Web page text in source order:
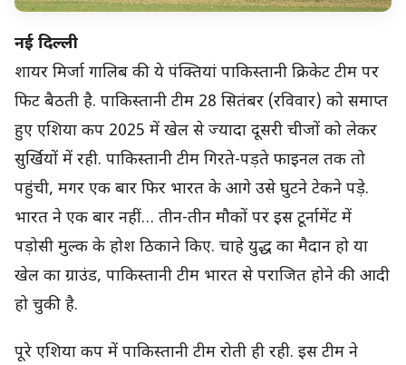
नई दिल्ली
शायर मिर्जा गालिब की ये पंक्तियां पाकिस्तानी क्रिकेट टीम पर
फिट बैठती है. पाकिस्तानी टीम 28 सितंबर (रविवार) को समाप्त
हुए एशिया कप 2025 में खेल से ज्यादा दूसरी चीजों को लेकर
सुर्खियों में रही. पाकिस्तानी टीम गिरते-पड़ते फाइनल तक तो
पहुंची, मगर एक बार फिर भारत के आगे उसे घुटने टेकने पड़े.
भारत ने एक बार नहीं… तीन-तीन मौकों पर इस टूर्नामेंट में
पड़ोसी मुल्क के होश ठिकाने किए. चाहे युद्ध का मैदान हो या
खेल का ग्राउंड, पाकिस्तानी टीम भारत से पराजित होने की आदी
हो चुकी है.
पूरे एशिया कप में पाकिस्तानी टीम रोती ही रही. इस टीम ने